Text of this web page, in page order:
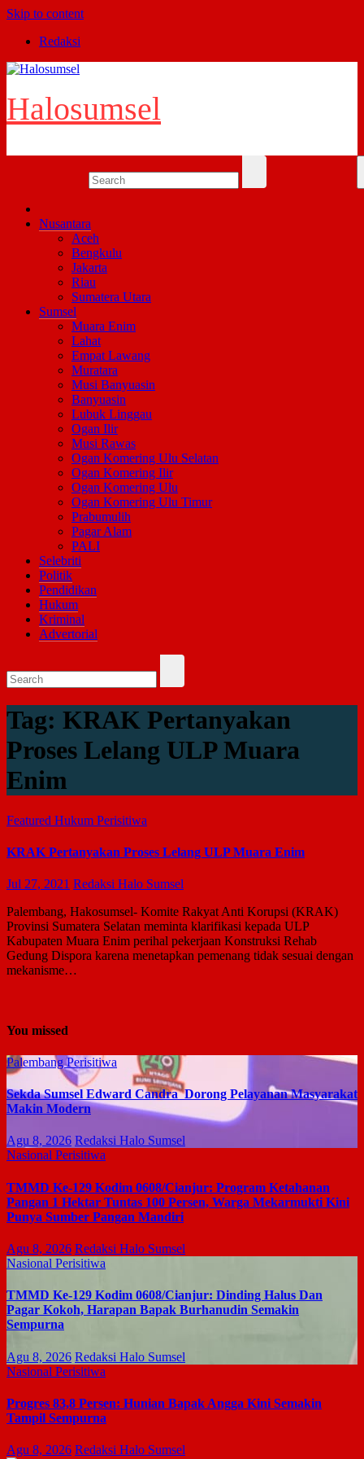
Skip to content
Redaksi
Halosumsel
Nusantara
Aceh
Bengkulu
Jakarta
Riau
Sumatera Utara
Sumsel
Muara Enim
Lahat
Empat Lawang
Muratara
Musi Banyuasin
Banyuasin
Lubuk Linggau
Ogan Ilir
Musi Rawas
Ogan Komering Ulu Selatan
Ogan Komering Ilir
Ogan Komering Ulu
Ogan Komering Ulu Timur
Prabumulih
Pagar Alam
PALI
Selebriti
Politik
Pendidikan
Hukum
Kriminal
Advertorial
Tag: KRAK Pertanyakan
Proses Lelang ULP Muara
Enim
Featured Hukum Perisitiwa
KRAK Pertanyakan Proses Lelang ULP Muara Enim
Jul 27, 2021 Redaksi Halo Sumsel
Palembang, Hakosumsel- Komite Rakyat Anti Korupsi (KRAK)
Provinsi Sumatera Selatan meminta klarifikasi kepada ULP
Kabupaten Muara Enim perihal pekerjaan Konstruksi Rehab
Gedung Dispora karena menetapkan pemenang tidak sesuai dengan
mekanisme…
You missed
PalembangPerisitiwa
Sekda Sumsel Edward Candra Dorong Pelayanan Masyarakat
Makin Modern
Agu 8, 2026 Redaksi Halo Sumsel
Nasional Perisitiwa
TMMD Ke-129 Kodim 0608/Cianjur: Program Ketahanan
Pangan 1 Hektar Tuntas 100 Persen, Warga Mekarmukti Kini
Punya Sumber Pangan Mandiri
Agu 8, 2026 Redaksi Halo Sumsel
Nasional Perisitiwa
TMMD Ke-129 Kodim 0608/Cianjur: Dinding Halus Dan
Pagar Kokoh, Harapan Bapak Burhanudin Semakin
Sempurna
Agu 8, 2026 Redaksi Halo Sumsel
Nasional Perisitiwa
Progres 83,8 Persen: Hunian Bapak Angga Kini Semakin
Tampil Sempurna
Agu 8, 2026 Redaksi Halo Sumsel